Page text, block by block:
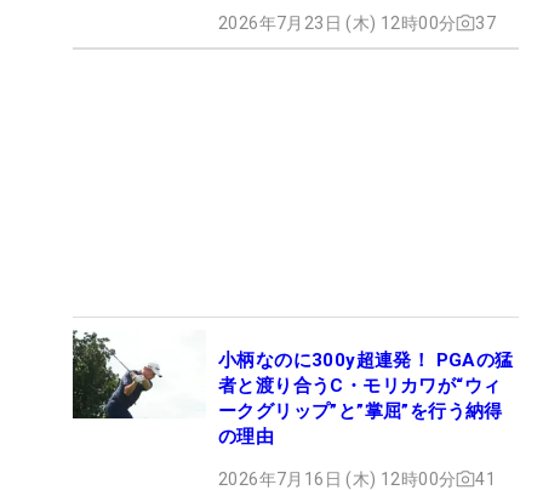
2026年7月23日 (木) 12時00分 37
小柄なのに300y超連発！ PGAの猛
者と渡り合うC・モリカワが“ウィ
ークグリップ”と”掌屈”を行う納得
の理由
2026年7月16日 (木) 12時00分 41